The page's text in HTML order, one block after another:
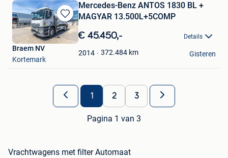
Bewaren
in
Mijn
Favorieten
Mercedes-Benz ANTOS 1830 BL +
MAGYAR 13.500L+5COMP
€ 45.450,- Details
2014 372.484 km
Braem NV
Kortemark
Gisteren
1 2 3
Pagina 1 van 3
Vrachtwagens met filter Automaat